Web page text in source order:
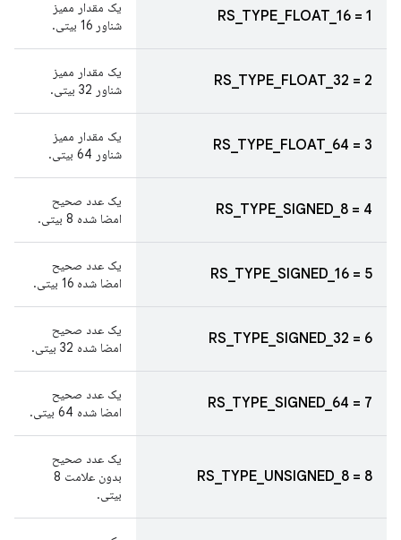
RS_TYPE_FLOAT_16 = 1
یک مقدار ممیز
شناور 16 بیتی.
RS_TYPE_FLOAT_32 = 2
یک مقدار ممیز
شناور 32 بیتی.
RS_TYPE_FLOAT_64 = 3
یک مقدار ممیز
شناور 64 بیتی.
RS_TYPE_SIGNED_8 = 4
یک عدد صحیح
امضا شده 8 بیتی.
RS_TYPE_SIGNED_16 = 5
یک عدد صحیح
امضا شده 16 بیتی.
RS_TYPE_SIGNED_32 = 6
یک عدد صحیح
امضا شده 32 بیتی.
RS_TYPE_SIGNED_64 = 7
یک عدد صحیح
امضا شده 64 بیتی.
RS_TYPE_UNSIGNED_8 = 8
یک عدد صحیح
بدون علامت 8
بیتی.